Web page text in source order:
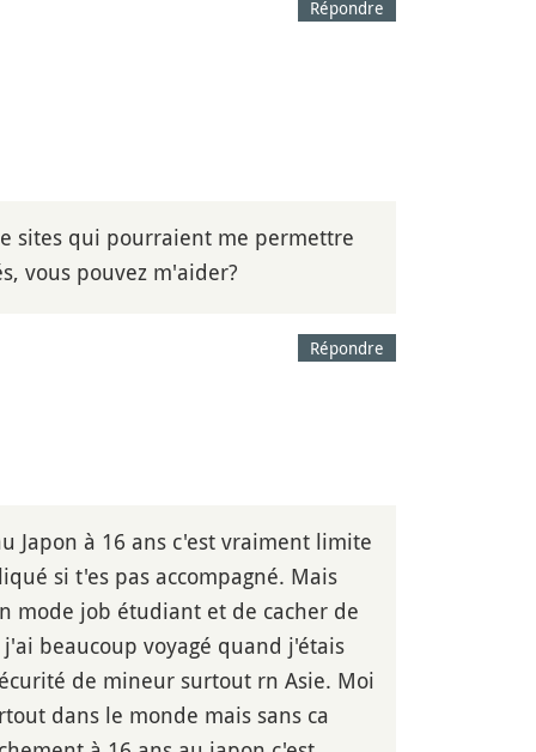
Répondre
sites qui pourraient me permettre
vous pouvez m'aider?
Répondre
Japon à 16 ans c'est vraiment limite
si t'es pas accompagné. Mais
mode job étudiant et de cacher de
beaucoup voyagé quand j'étais
de mineur surtout rn Asie. Moi
dans le monde mais sans ca